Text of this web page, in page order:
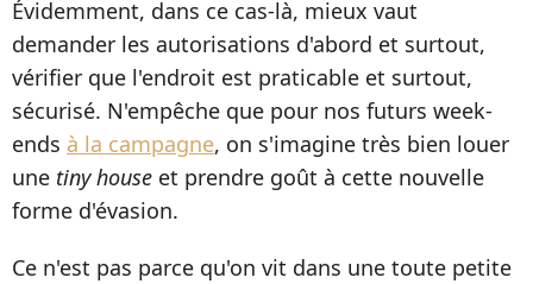
Évidemment, dans ce cas-là, mieux vaut
demander les autorisations d'abord et surtout,
vérifier que l'endroit est praticable et surtout,
sécurisé. N'empêche que pour nos futurs week-
ends à la campagne, on s'imagine très bien louer
une tiny house et prendre goût à cette nouvelle
forme d'évasion.
Ce n'est pas parce qu'on vit dans une toute petite